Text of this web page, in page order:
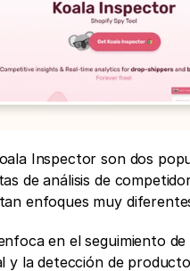
Inspector son dos
de análisis de
enfoques muy
en el seguimiento
y la detección de